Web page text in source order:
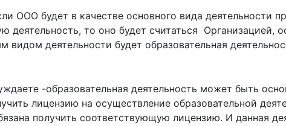
ООО будет в качестве основного вида деятельности
деятельность, то оно будет считаться Организацией,
видом деятельности будет образовательная
-образовательная деятельность может быть
лицензию на осуществление образовательной
получить соответствующую лицензию. И данная